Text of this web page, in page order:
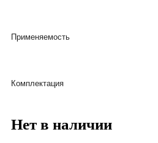
Применяемость
Комплектация
Нет в наличии